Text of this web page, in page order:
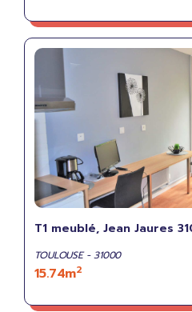
T1 meublé, Jean Jaures
TOULOUSE - 31000
15.74m2